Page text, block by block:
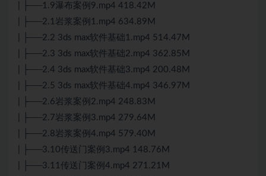
| ├──1.9瀑布案例9.mp4 418.42M
| ├──2.1岩浆案例1.mp4 634.89M
| ├──2.2 3ds max软件基础1.mp4 514.47M
| ├──2.3 3ds max软件基础2.mp4 362.85M
| ├──2.4 3ds max软件基础3.mp4 200.48M
| ├──2.5 3ds max软件基础4.mp4 346.97M
| ├──2.6岩浆案例2.mp4 248.83M
| ├──2.7岩浆案例3.mp4 279.64M
| ├──2.8岩浆案例4.mp4 579.40M
| ├──3.10传送门案例3.mp4 148.76M
| ├──3.11传送门案例4.mp4 271.21M